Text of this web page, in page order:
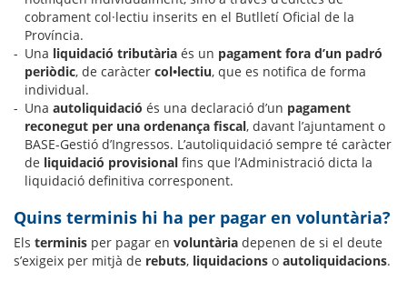
cobrament col·lectiu inserits en el Butlletí Oficial de la
Província.
Una liquidació tributària és un pagament fora d’un padró
periòdic, de caràcter col•lectiu, que es notifica de forma
individual.
Una autoliquidació és una declaració d’un pagament
reconegut per una ordenança fiscal, davant l’ajuntament o
BASE-Gestió d’Ingressos. L’autoliquidació sempre té caràcter
de liquidació provisional fins que l’Administració dicta la
liquidació definitiva corresponent.
Quins terminis hi ha per pagar en voluntària?
Els terminis per pagar en voluntària depenen de si el deute
s’exigeix per mitjà de rebuts, liquidacions o autoliquidacions.